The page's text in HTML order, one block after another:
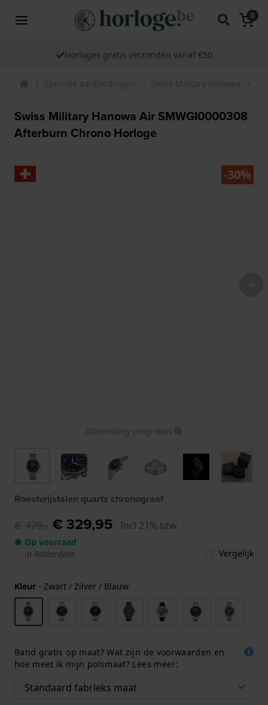
0
Horloges gratis verzonden vanaf €50
Speciale aanbiedingen Swiss Military Hanowa
Swiss Military Hanowa Air SMWGI0000308
Afterburn Chrono Horloge
-30%
Afbeelding vergroten
Roestvrijstalen quartz chronograaf
€ 479,- € 329,95 Incl 21% btw
● Op voorraad
in Rotterdam
Vergelijk
Kleur - Zwart / Zilver / Blauw
Band gratis op maat? Wat zijn de voorwaarden en
hoe meet ik mijn polsmaat? Lees meer: